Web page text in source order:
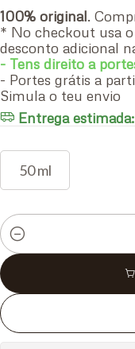
100% original.
* No checkout usa
desconto adicional
- Tens direito a
- Portes grátis a
Simula o teu envio
Entrega estimada:
50 ml
Quantidade